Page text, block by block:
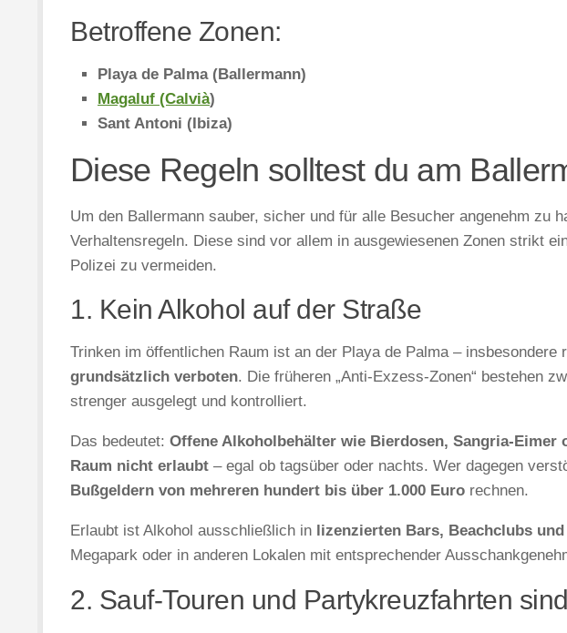
Betroffene Zonen:
Playa de Palma (Ballermann)
Magaluf (Calvià)
Sant Antoni (Ibiza)
Diese Regeln solltest du am
Um den Ballermann sauber, sicher und für alle Besucher angenehm zu
Verhaltensregeln. Diese sind vor allem in ausgewiesenen Zonen strikt
Polizei zu vermeiden.
1. Kein Alkohol auf der Straße
Trinken im öffentlichen Raum ist an der Playa de Palma – insbesondere
grundsätzlich verboten. Die früheren „Anti-Exzess-Zonen“ bestehen
strenger ausgelegt und kontrolliert.
Das bedeutet: Offene Alkoholbehälter wie Bierdosen, Sangria-
Raum nicht erlaubt – egal ob tagsüber oder nachts. Wer dagegen
Bußgeldern von mehreren hundert bis über 1.000 Euro rechnen.
Erlaubt ist Alkohol ausschließlich in lizenzierten Bars, Beachclubs
Megapark oder in anderen Lokalen mit entsprechender
2. Sauf-Touren und Partykreuzfahrten